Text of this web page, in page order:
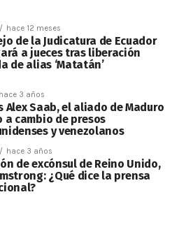
hace 12 meses
de la Judicatura de Ecuador
a jueces tras liberación
de alias ‘Matatán’
hace 3 años
Alex Saab, el aliado de Maduro
a cambio de presos
y venezolanos
hace 3 años
de excónsul de Reino Unido,
¿Qué dice la prensa